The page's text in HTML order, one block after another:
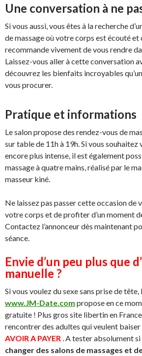
Une conversation à ne
Si vous aussi, vous êtes à la recherche
de massage où votre corps est écouté et
recommande vivement de vous rendre
Laissez-vous aller à cette conversation
découvrez les bienfaits incroyables
vous procurer.
Pratique et informations
Le salon propose des rendez-vous de
sur table de 11h à 19h. Si vous souhaitez
encore plus intense, il est également
massage à quatre mains, réalisé par le
masseur kiné.
Ne laissez pas passer cette occasion de
votre corps et de profiter d’un moment
Contactez l’annonceur dès maintenant
séance.
Envie d’un peu plus que
manuelle ?
Si vous voulez du sexe sans prise de
www.JM-Date.com propose en ce
gratuite ! Plus gros site libertin en
rencontrer des adultes qui veulent baiser
AVOIR A PAYER . A tester absolument si
changer des salons de massages et